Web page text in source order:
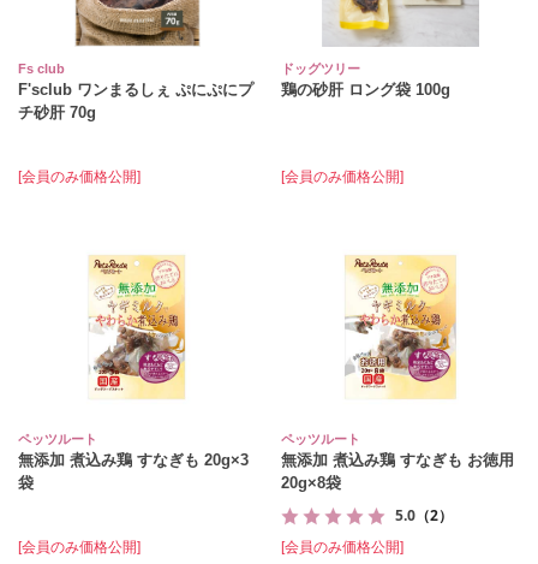
Fs club
F'sclub ワンまるしぇ ぷにぷにプ
チ砂肝 70g
[会員のみ価格公開]
ドッグツリー
鶏の砂肝 ロング袋 100g
[会員のみ価格公開]
ペッツルート
無添加 煮込み鶏 すなぎも 20g×3
袋
[会員のみ価格公開]
ペッツルート
無添加 煮込み鶏 すなぎも お徳用
20g×8袋
5.0 （2）
[会員のみ価格公開]